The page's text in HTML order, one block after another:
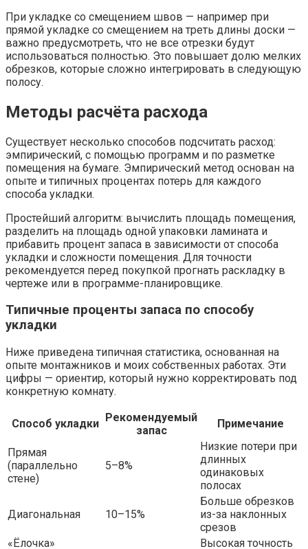
При укладке со смещением швов — например при
прямой укладке со смещением на треть длины доски —
важно предусмотреть, что не все отрезки будут
использоваться полностью. Это повышает долю мелких
обрезков, которые сложно интегрировать в следующую
полосу.
Методы расчёта расхода
Существует несколько способов подсчитать расход:
эмпирический, с помощью программ и по разметке
помещения на бумаге. Эмпирический метод основан на
опыте и типичных процентах потерь для каждого
способа укладки.
Простейший алгоритм: вычислить площадь помещения,
разделить на площадь одной упаковки ламината и
прибавить процент запаса в зависимости от способа
укладки и сложности помещения. Для точности
рекомендуется перед покупкой прогнать раскладку в
чертеже или в программе-планировщике.
Типичные проценты запаса по способу
укладки
Ниже приведена типичная статистика, основанная на
опыте монтажников и моих собственных работах. Эти
цифры — ориентир, который нужно корректировать под
конкретную комнату.
Способ укладки Рекомендуемый
запас
Примечание
Прямая
(параллельно
стене)
5–8%
Низкие потери при
длинных
одинаковых
полосах
Диагональная 10–15%
Больше обрезков
из-за наклонных
срезов
«Ёлочка»
Высокая точность